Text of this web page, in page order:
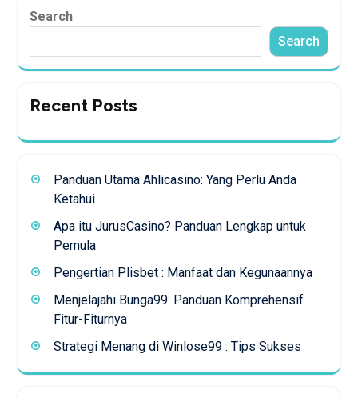
Search
Search
Recent Posts
Panduan Utama Ahlicasino: Yang Perlu Anda
Ketahui
Apa itu JurusCasino? Panduan Lengkap untuk
Pemula
Pengertian Plisbet : Manfaat dan Kegunaannya
Menjelajahi Bunga99: Panduan Komprehensif
Fitur-Fiturnya
Strategi Menang di Winlose99 : Tips Sukses